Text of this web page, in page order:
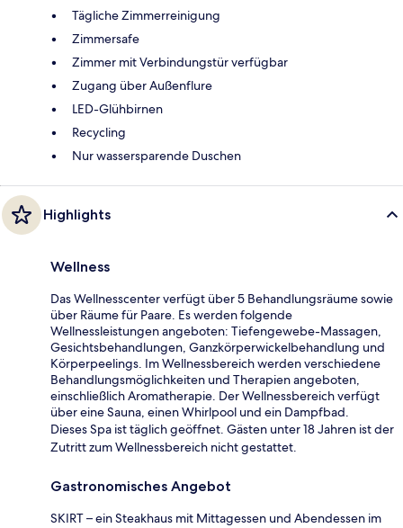
Tägliche Zimmerreinigung
Zimmersafe
Zimmer mit Verbindungstür verfügbar
Zugang über Außenflure
LED-Glühbirnen
Recycling
Nur wassersparende Duschen
Highlights
Wellness
Das Wellnesscenter verfügt über 5 Behandlungsräume sowie
über Räume für Paare. Es werden folgende
Wellnessleistungen angeboten: Tiefengewebe-Massagen,
Gesichtsbehandlungen, Ganzkörperwickelbehandlung und
Körperpeelings. Im Wellnessbereich werden verschiedene
Behandlungsmöglichkeiten und Therapien angeboten,
einschließlich Aromatherapie. Der Wellnessbereich verfügt
über eine Sauna, einen Whirlpool und ein Dampfbad.
Dieses Spa ist täglich geöffnet. Gästen unter 18 Jahren ist der
Zutritt zum Wellnessbereich nicht gestattet.
Gastronomisches Angebot
SKIRT – ein Steakhaus mit Mittagessen und Abendessen im